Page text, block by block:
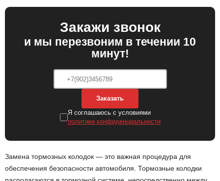
Закажи звонок
и мы перезвоним в течении 10
минут!
Заказать
Я соглашаюсь с условиями
политики конфиденциальности
Замена тормозных колодок — это важная процедура для
обеспечения безопасности автомобиля. Тормозные колодки